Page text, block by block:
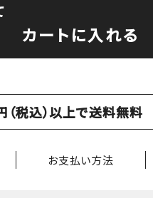
カートに入れる
税込）以上で送料無料
お支払い方法